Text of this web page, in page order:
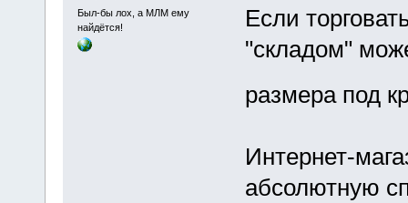
Был-бы лох, а МЛМ ему
найдётся!
Если
"складом"
размера под
Интернет-
абсолютную